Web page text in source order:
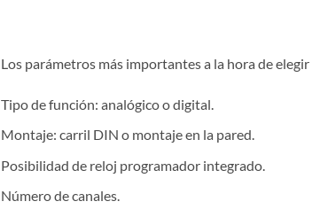
Los parámetros más importantes a la hora de
Tipo de función: analógico o digital.
Montaje: carril DIN o montaje en la pared.
Posibilidad de reloj programador integrado.
Número de canales.